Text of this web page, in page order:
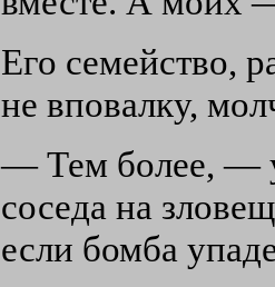
Его семейство,
не вповалку,
— Тем более, —
соседа на
если бомба